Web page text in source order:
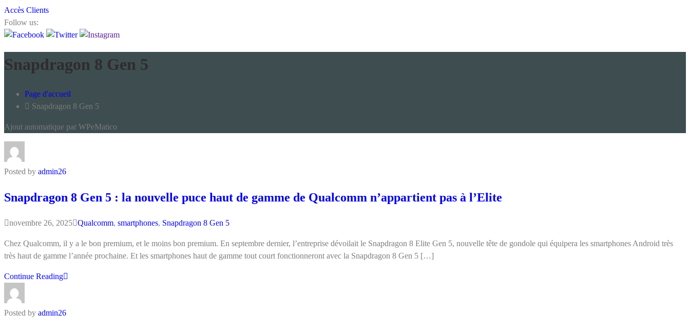
Accès Clients
Follow us:
Snapdragon 8 Gen 5
Page d'accueil
Snapdragon 8 Gen 5
Ajout automatique par WPeMatico
Posted by admin26
Snapdragon 8 Gen 5 : la nouvelle puce haut de gamme de Qualcomm n’appartient pas à l’Elite
novembre 26, 2025 Qualcomm, smartphones, Snapdragon 8 Gen 5
Chez Qualcomm, il y a le bon premium, et le moins bon premium. En septembre dernier, l’entreprise dévoilait le Snapdragon 8 Elite Gen 5, nouvelle tête de gondole qui équipera les smartphones Android très
très haut de gamme l’année prochaine. Et les smartphones haut de gamme tout court fonctionneront avec la Snapdragon 8 Gen 5 […]
Continue Reading
Posted by admin26